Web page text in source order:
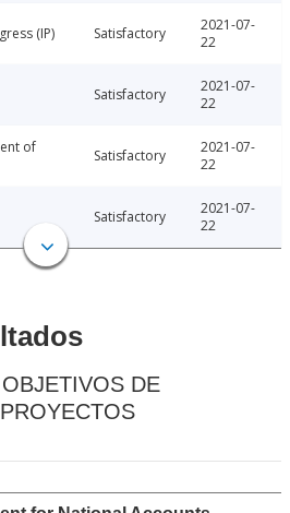
(IP) Satisfactory
2021-07-
22
Satisfactory
2021-07-
22
of
Satisfactory
2021-07-
22
Satisfactory
2021-07-
22
DE